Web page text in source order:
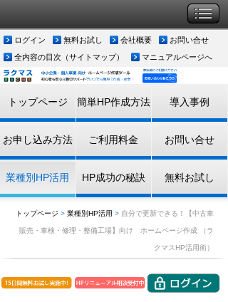
ログイン 無料お試し 会社概要
お問い合せ
全内容の目次（サイトマップ）
マニュアルページへ
トップページ 簡単HP作成方法 導入事例
お申し込み方法 ご利用料金 お問い合せ
業種別HP活用 HP成功の秘訣 無料お試し
トップページ > 業種別HP活用 > 自分で更新できる！【中古車
販売・車検・修理・整備工場】向け ホームページ作成 （ラ
クマスHP活用術）